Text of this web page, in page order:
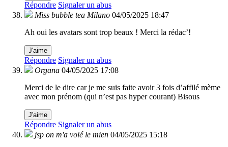
Répondre Signaler un abus
Miss bubble tea Milano 04/05/2025 18:47
Ah oui les avatars sont trop beaux ! Merci la rédac’!
J'aime
Répondre Signaler un abus
Organa 04/05/2025 17:08
Merci de le dire car je me suis faite avoir 3 fois d’affilé mème
avec mon prénom (qui n’est pas hyper courant) Bisous
J'aime
Répondre Signaler un abus
jsp on m'a volé le mien 04/05/2025 15:18